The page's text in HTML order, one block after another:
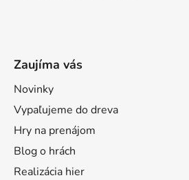
Zaujíma vás
Novinky
Vypaľujeme do dreva
Hry na prenájom
Blog o hrách
Realizácia hier